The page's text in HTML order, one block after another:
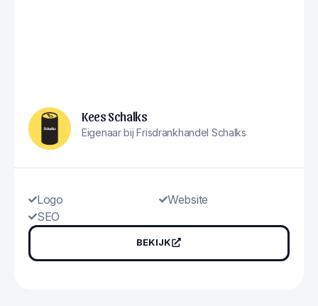
Kees Schalks
Eigenaar bij Frisdrankhandel Schalks
Logo
Website
SEO
BEKIJK